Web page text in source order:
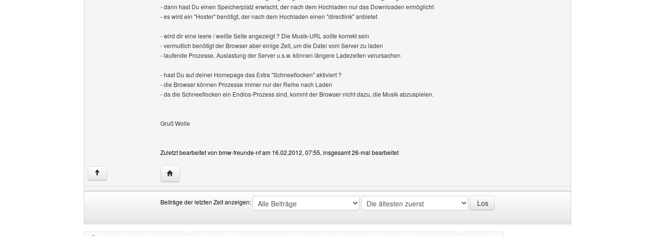
- dann hast Du einen Speicherplatz erwischt, der nach dem Hochladen nur das Downloaden ermöglicht
- es wird ein "Hoster" benötigt, der nach dem Hochladen einen "directlink" anbietet
- wird dir eine leere / weiße Seite angezeigt ? Die Musik-URL sollte korrekt sein
- vermutlich benötigt der Browser aber einige Zeit, um die Datei vom Server zu laden
- laufende Prozesse, Auslastung der Server u.s.w. können längere Ladezeiten verursachen
- hast Du auf deiner Homepage das Extra "Schneeflocken" aktiviert ?
- die Browser können Prozesse immer nur der Reihe nach Laden
- da die Schneeflocken ein Endlos-Prozess sind, kommt der Browser nicht dazu, die Musik abzuspielen.
Gruß Wolle
Zuletzt bearbeitet von bmw-freunde-nf am 16.02.2012, 07:55, insgesamt 26-mal bearbeitet
↑ Website dieses Benutzers besuchen: bmw-freunde-nf
Beiträge der letzten Zeit anzeigen:
der
by